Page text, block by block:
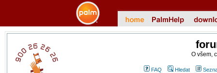
O všem,
FAQ Hledat